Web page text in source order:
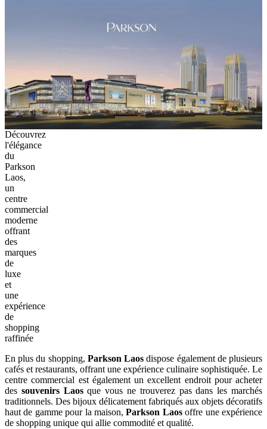
Découvrez
l'élégance
du
Parkson
Laos,
un
centre
commercial
moderne
offrant
des
marques
de
luxe
et
une
expérience
de
shopping
raffinée
En plus du shopping, Parkson Laos dispose également de plusieurs
cafés et restaurants, offrant une expérience culinaire sophistiquée. Le
centre commercial est également un excellent endroit pour acheter
des souvenirs Laosque vous ne trouverez pas dans les marchés
traditionnels. Des bijoux délicatement fabriqués aux objets décoratifs
haut de gamme pour la maison,Parkson Laosoffre une expérience
de shopping unique qui allie commodité et qualité.